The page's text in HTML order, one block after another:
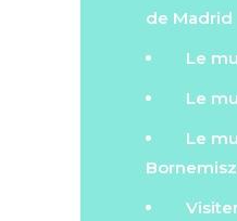
de Madrid
Le
Le
Le